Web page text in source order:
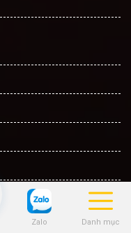
Zalo Danh mục
TÔ ĐỒNG KHÁNH